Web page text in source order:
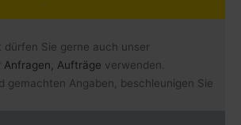
dürfen Sie gerne auch unser
Aufträge verwenden.
gemachten Angaben, beschleunigen Sie